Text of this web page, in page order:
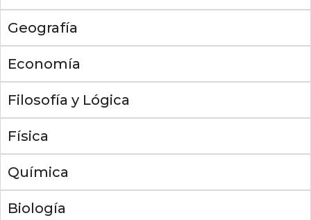
Geografía
Economía
Filosofía y Lógica
Física
Química
Biología